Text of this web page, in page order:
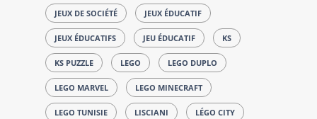
JEUX DE SOCIÉTÉ JEUX ÉDUCATIF
JEUX ÉDUCATIFS JEU ÉDUCATIF KS
KS PUZZLE LEGO LEGO DUPLO
LEGO MARVEL LEGO MINECRAFT
LEGO TUNISIE LISCIANI LÉGO CITY